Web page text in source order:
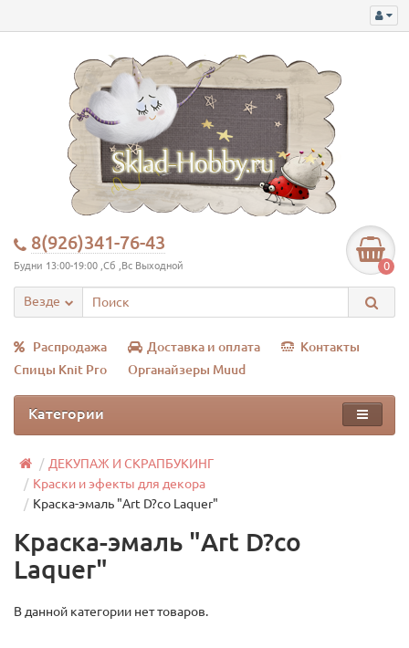
8(926)341-76-43
Будни 13:00-19:00 ,Сб ,Вс Выходной 0
Везде
Распродажа Доставка и оплата
Контакты
Спицы Knit Pro
Органайзеры Muud
Категории
ДЕКУПАЖ И СКРАПБУКИНГ
Краски и эфекты для декора
Краска-эмаль "Art D?co Laquer"
Краска-эмаль "Art D?co
Laquer"
В данной категории нет товаров.